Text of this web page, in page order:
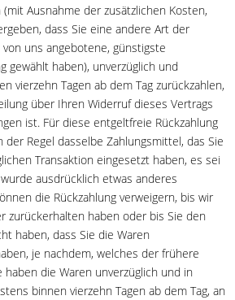
Ausnahme der zusätzlichen Kosten,
dass Sie eine andere Art der
uns angebotene, günstigste
gewählt haben), unverzüglich und
vierzehn Tagen ab dem Tag zurückzahlen,
über Ihren Widerruf dieses Vertrags
ist. Für diese entgeltfreie Rückzahlung
der Regel dasselbe Zahlungsmittel, das Sie
Transaktion eingesetzt haben, es sei
ausdrücklich etwas anderes
die Rückzahlung verweigern, bis wir
zurückerhalten haben oder bis Sie den
haben, dass Sie die Waren
je nachdem, welches der frühere
haben die Waren unverzüglich und in
binnen vierzehn Tagen ab dem Tag, an